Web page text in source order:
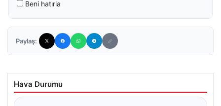
Beni hatırla
Paylaş:
Hava Durumu